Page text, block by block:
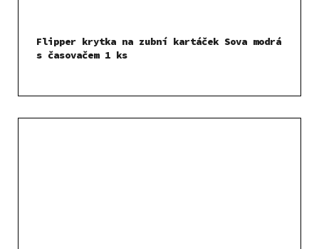
Flipper krytka na zubní kartáček Sova modrá
s časovačem 1 ks